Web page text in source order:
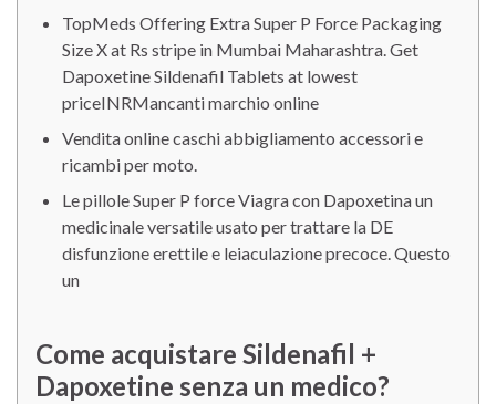
TopMeds Offering Extra Super P Force Packaging
Size X at Rs stripe in Mumbai Maharashtra. Get
Dapoxetine Sildenafil Tablets at lowest
priceINRMancanti marchio online
Vendita online caschi abbigliamento accessori e
ricambi per moto.
Le pillole Super P force Viagra con Dapoxetina un
medicinale versatile usato per trattare la DE
disfunzione erettile e leiaculazione precoce. Questo
un
Come acquistare Sildenafil +
Dapoxetine senza un medico?